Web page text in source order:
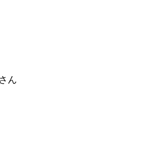
ん